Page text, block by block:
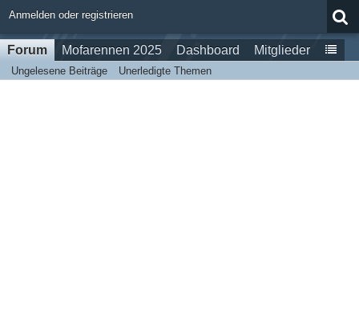
Anmelden oder registrieren
Forum Mofarennen 2025 Dashboard Mitglieder
Ungelesene Beiträge Unerledigte Themen